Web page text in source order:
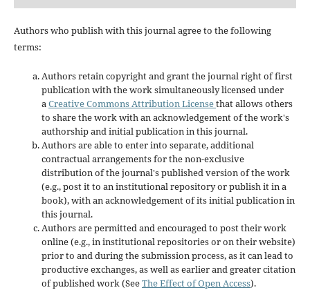
Authors who publish with this journal agree to the following
terms:
Authors retain copyright and grant the journal right of first
publication with the work simultaneously licensed under
aCreative Commons Attribution Licensethat allows others
to share the work with an acknowledgement of the work's
authorship and initial publication in this journal.
Authors are able to enter into separate, additional
contractual arrangements for the non-exclusive
distribution of the journal's published version of the work
(e.g., post it to an institutional repository or publish it in a
book), with an acknowledgement of its initial publication in
this journal.
Authors are permitted and encouraged to post their work
online (e.g., in institutional repositories or on their website)
prior to and during the submission process, as it can lead to
productive exchanges, as well as earlier and greater citation
of published work (SeeThe Effect of Open Access).